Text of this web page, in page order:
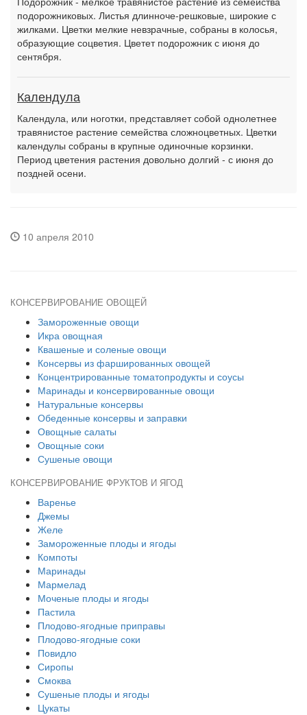
подорожниковых. Листья длинноче-решковые, широкие с
жилками. Цветки мелкие невзрачные, собраны в колосья,
образующие соцветия. Цветет подорожник с июня до
сентября.
Календула
Календула, или ноготки, представляет собой однолетнее
травянистое растение семейства сложноцветных. Цветки
календулы собраны в крупные одиночные корзинки.
Период цветения растения довольно долгий - с июня до
поздней осени.
10 апреля 2010
КОНСЕРВИРОВАНИЕ ОВОЩЕЙ
Замороженные овощи
Икра овощная
Квашеные и соленые овощи
Консервы из фаршированных овощей
Концентрированные томатопродукты и соусы
Маринады и консервированные овощи
Натуральные консервы
Обеденные консервы и заправки
Овощные салаты
Овощные соки
Сушеные овощи
КОНСЕРВИРОВАНИЕ ФРУКТОВ И ЯГОД
Варенье
Джемы
Желе
Замороженные плоды и ягоды
Компоты
Маринады
Мармелад
Моченые плоды и ягоды
Пастила
Плодово-ягодные приправы
Плодово-ягодные соки
Повидло
Сиропы
Смоква
Сушеные плоды и ягоды
Цукаты